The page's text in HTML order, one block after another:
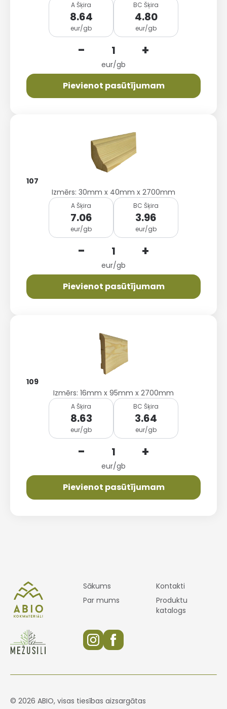
A Šķira
8.64
eur/gb
BC Šķira
4.80
eur/gb
- +
eur/gb
Pievienot pasūtījumam
107
Izmērs: 30mm x 40mm x 2700mm
A Šķira
7.06
eur/gb
BC Šķira
3.96
eur/gb
- +
eur/gb
Pievienot pasūtījumam
109
Izmērs: 16mm x 95mm x 2700mm
A Šķira
8.63
eur/gb
BC Šķira
3.64
eur/gb
- +
eur/gb
Pievienot pasūtījumam
Sākums
Par mums
Kontakti
Produktu
katalogs
© 2026 ABIO, visas tiesības aizsargātas